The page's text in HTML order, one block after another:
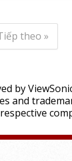
theo »
by
and